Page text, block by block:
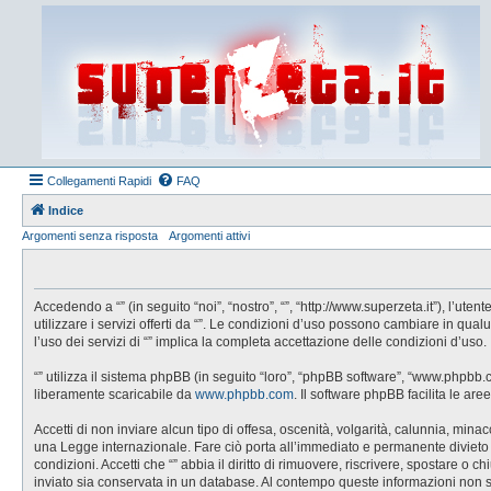
Collegamenti Rapidi FAQ
Indice
Argomenti senza risposta
Argomenti attivi
Accedendo a “” (in seguito “noi”, “nostro”, “”, “http://www.superzeta.it”),
utilizzare i servizi offerti da “”. Le condizioni d’uso possono cambiare in
l’uso dei servizi di “” implica la completa accettazione delle condizioni d’uso.
“” utilizza il sistema phpBB (in seguito “loro”, “phpBB software”,
liberamente scaricabile da www.phpbb.com. Il software phpBB facilita le
Accetti di non inviare alcun tipo di offesa, oscenità, volgarità, calunnia,
una Legge internazionale. Fare ciò porta all’immediato e permanente
condizioni. Accetti che “” abbia il diritto di rimuovere, riscrivere, spostare o
inviato sia conservata in un database. Al contempo queste informazioni